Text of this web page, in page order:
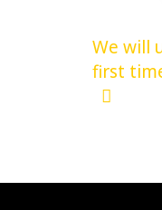
Post
We will
first